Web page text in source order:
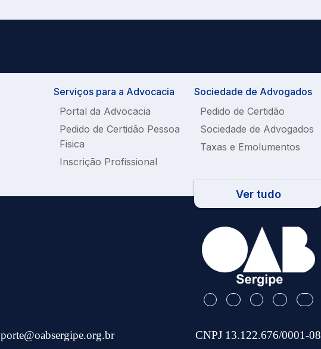
Serviços para a Advocacia
Portal da Advocacia
Pedido de Certidão Pessoa
Fisica
Inscrição Profissional
Sociedade de Advogados
Pedido de Certidão
Sociedade de Advogados
Taxas e Emolumentos
Ver tudo
CNPJ 13.122.676/0001-08